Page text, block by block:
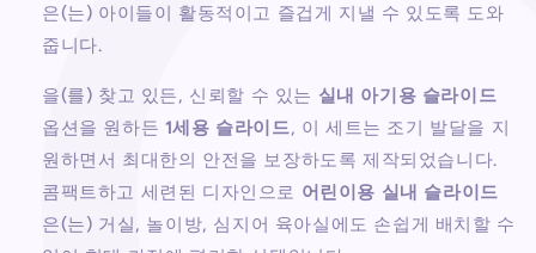
라
이
드
량
줄
임
라
드
량
늘
림
은(는) 아이들이 활동적이고 즐겁게 지낼 수 있도록 도와
줍니다.
을(를) 찾고 있든, 신뢰할 수 있는 실내 아기용 슬라이드
옵션을 원하든 1세용 슬라이드, 이 세트는 조기 발달을 지
원하면서 최대한의 안전을 보장하도록 제작되었습니다.
콤팩트하고 세련된 디자인으로 어린이용 실내 슬라이드
은(는) 거실, 놀이방, 심지어 육아실에도 손쉽게 배치할 수